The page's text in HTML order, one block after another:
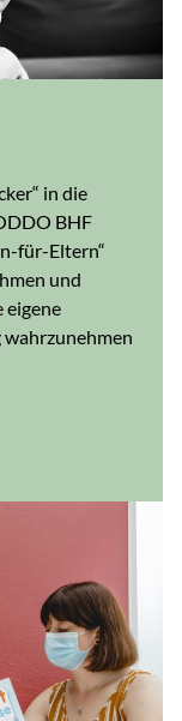
in die
BHF
für-Eltern“
und
eigene